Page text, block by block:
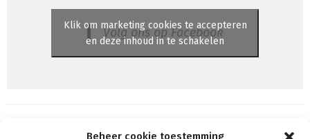
Beheer cookie toestemming
Volg ons op Facebook
Klik om marketing cookies te accepteren
en deze inhoud in te schakelen